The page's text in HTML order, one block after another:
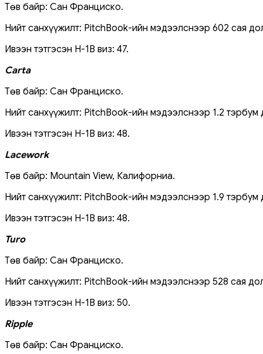
Төв байр: Сан Франциско.
Нийт санхүүжилт: PitchBook-ийн мэдээлснээр 602 сая
Ивээн тэтгэсэн H-1B виз: 47.
Carta
Төв байр: Сан Франциско.
Нийт санхүүжилт: PitchBook-ийн мэдээлснээр 1.2 тэрбум
Ивээн тэтгэсэн H-1B виз: 48.
Lacework
Төв байр: Mountain View, Калифорниа.
Нийт санхүүжилт: PitchBook-ийн мэдээлснээр 1.9 тэрбум
Ивээн тэтгэсэн H-1B виз: 48.
Turo
Төв байр: Сан Франциско.
Нийт санхүүжилт: PitchBook-ийн мэдээлснээр 528 сая
Ивээн тэтгэсэн H-1B виз: 50.
Ripple
Төв байр: Сан Франциско.